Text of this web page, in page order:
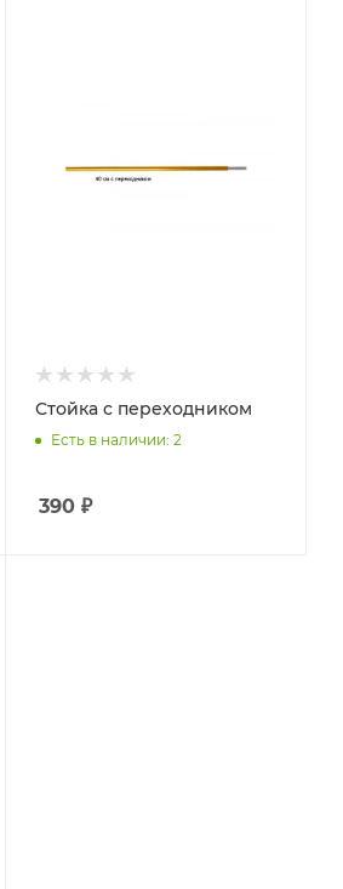
Стойка с переходником
Есть в наличии: 2
390₽